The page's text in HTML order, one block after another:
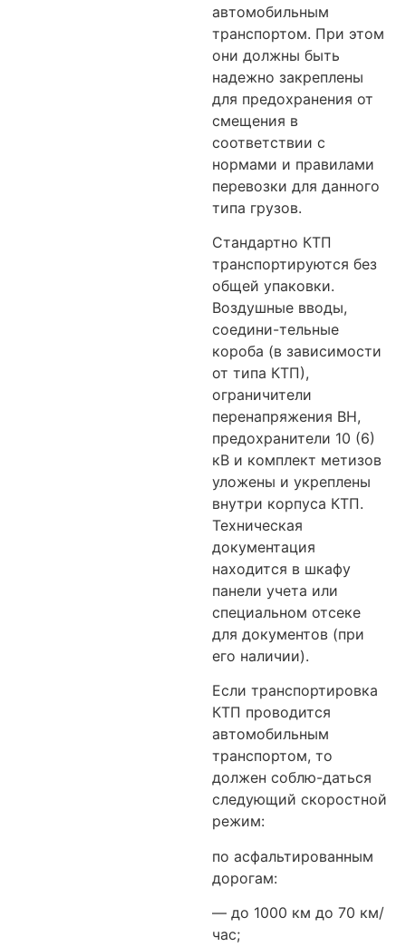
автомобильным
транспортом. При этом
они должны быть
надежно закреплены
для предохранения от
смещения в
соответствии с
нормами и правилами
перевозки для данного
типа грузов.
Стандартно КТП
транспортируются без
общей упаковки.
Воздушные вводы,
соедини-тельные
короба (в зависимости
от типа КТП),
ограничители
перенапряжения ВН,
предохранители 10 (6)
кВ и комплект метизов
уложены и укреплены
внутри корпуса КТП.
Техническая
документация
находится в шкафу
панели учета или
специальном отсеке
для документов (при
его наличии).
Если транспортировка
КТП проводится
автомобильным
транспортом, то
должен соблю-даться
следующий скоростной
режим:
по асфальтированным
дорогам:
— до 1000 км до 70 км/
час;